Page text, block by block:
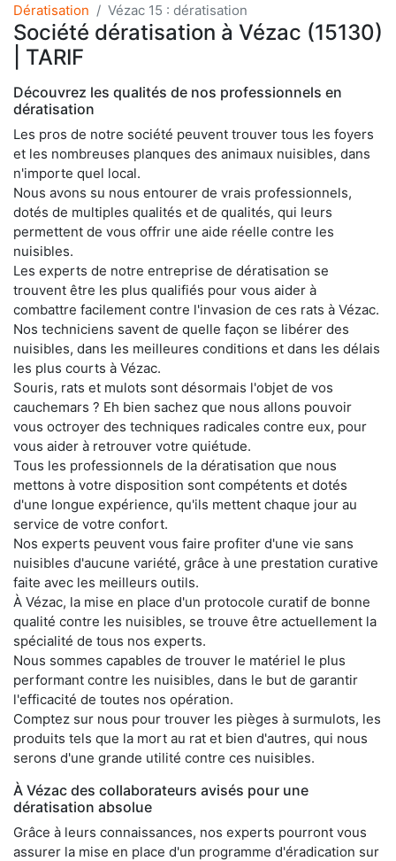
Dératisation Vézac 15 : dératisation
Société dératisation à Vézac (15130)
| TARIF
Découvrez les qualités de nos professionnels en
dératisation
Les pros de notre société peuvent trouver tous les foyers
et les nombreuses planques des animaux nuisibles, dans
n'importe quel local.
Nous avons su nous entourer de vrais professionnels,
dotés de multiples qualités et de qualités, qui leurs
permettent de vous offrir une aide réelle contre les
nuisibles.
Les experts de notre entreprise de dératisation se
trouvent être les plus qualifiés pour vous aider à
combattre facilement contre l'invasion de ces rats à Vézac.
Nos techniciens savent de quelle façon se libérer des
nuisibles, dans les meilleures conditions et dans les délais
les plus courts à Vézac.
Souris, rats et mulots sont désormais l'objet de vos
cauchemars ? Eh bien sachez que nous allons pouvoir
vous octroyer des techniques radicales contre eux, pour
vous aider à retrouver votre quiétude.
Tous les professionnels de la dératisation que nous
mettons à votre disposition sont compétents et dotés
d'une longue expérience, qu'ils mettent chaque jour au
service de votre confort.
Nos experts peuvent vous faire profiter d'une vie sans
nuisibles d'aucune variété, grâce à une prestation curative
faite avec les meilleurs outils.
À Vézac, la mise en place d'un protocole curatif de bonne
qualité contre les nuisibles, se trouve être actuellement la
spécialité de tous nos experts.
Nous sommes capables de trouver le matériel le plus
performant contre les nuisibles, dans le but de garantir
l'efficacité de toutes nos opération.
Comptez sur nous pour trouver les pièges à surmulots, les
produits tels que la mort au rat et bien d'autres, qui nous
serons d'une grande utilité contre ces nuisibles.
À Vézac des collaborateurs avisés pour une
dératisation absolue
Grâce à leurs connaissances, nos experts pourront vous
assurer la mise en place d'un programme d'éradication sur